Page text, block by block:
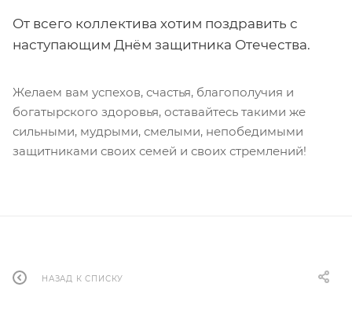
От всего коллектива хотим поздравить с
наступающим Днём защитника Отечества.
Желаем вам успехов, счастья, благополучия и
богатырского здоровья, оставайтесь такими же
сильными, мудрыми, смелыми, непобедимыми
защитниками своих семей и своих стремлений!
НАЗАД К СПИСКУ